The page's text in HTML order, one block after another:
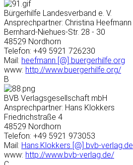
Bürgerhilfe Landesverband e. V.
Ansprechpartner: Christina Heefmann
Bernhard-Niehues-Str. 28 - 30
48529 Nordhorn
Telefon: +49 5921 726230
Mail: heefmann [@] buergerhilfe.org
www: http://www.buergerhilfe.org/
B
BVB Verlagsgesellschaft mbH
Ansprechpartner: Hans Klokkers
Friedrichstraße 4
48529 Nordhorn
Telefon: +49 5921 973053
Mail: Hans.Klokkers [@] bvb-verlag.de
www: http://www.bvb-verlag.de/